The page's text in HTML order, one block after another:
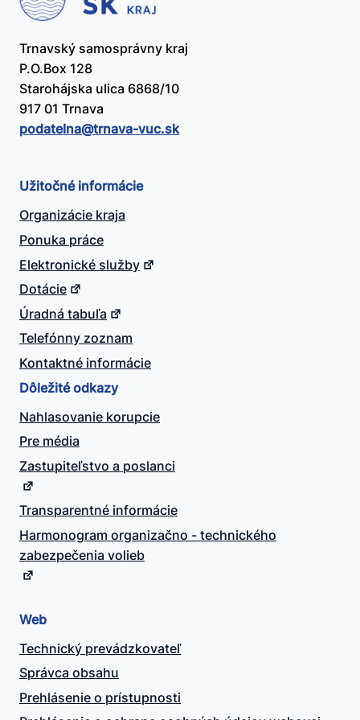
Trnavský samosprávny kraj
P.O.Box 128
Starohájska ulica 6868/10
917 01 Trnava
podatelna@​trnava-vuc.sk
Užitočné informácie
Organizácie kraja
Ponuka práce
Elektronické služby
Dotácie
Úradná tabuľa
Telefónny zoznam
Kontaktné informácie
Dôležité odkazy
Nahlasovanie korupcie
Pre média
Zastupiteľstvo a poslanci
Transparentné informácie
Harmonogram organizačno - technického
zabezpečenia volieb
Web
Technický prevádzkovateľ
Správca obsahu
Prehlásenie o prístupnosti